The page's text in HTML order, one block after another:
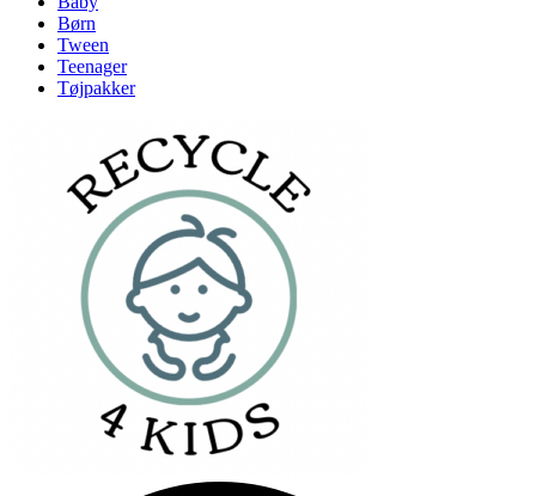
Børn
Tween
Teenager
Tøjpakker